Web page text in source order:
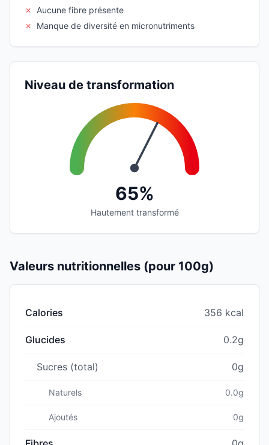
✗
Aucune fibre présente
✗
Manque de diversité en micronutriments
Niveau de transformation
65%
Hautement transformé
Valeurs nutritionnelles (pour 100g)
Calories 356 kcal
Glucides 0.2g
Sucres (total) 0g
Naturels 0.0g
Ajoutés 0g